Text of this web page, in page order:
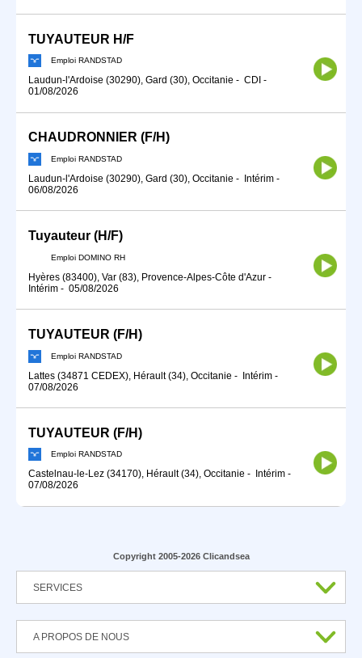
TUYAUTEUR H/F
Emploi RANDSTAD
Laudun-l'Ardoise (30290), Gard (30), Occitanie - CDI -
01/08/2026
CHAUDRONNIER (F/H)
Emploi RANDSTAD
Laudun-l'Ardoise (30290), Gard (30), Occitanie - Intérim -
06/08/2026
Tuyauteur (H/F)
Emploi DOMINO RH
Hyères (83400), Var (83), Provence-Alpes-Côte d'Azur -
Intérim - 05/08/2026
TUYAUTEUR (F/H)
Emploi RANDSTAD
Lattes (34871 CEDEX), Hérault (34), Occitanie - Intérim -
07/08/2026
TUYAUTEUR (F/H)
Emploi RANDSTAD
Castelnau-le-Lez (34170), Hérault (34), Occitanie - Intérim -
07/08/2026
Copyright 2005-2026 Clicandsea
SERVICES
A PROPOS DE NOUS